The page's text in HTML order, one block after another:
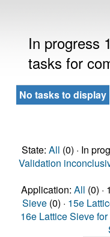
In progress
tasks for
No tasks to display
State: All (0) · In
Validation
Application: All (0) ·
Sieve (0) · 15e
16e Lattice Sieve